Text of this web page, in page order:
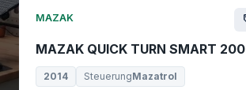
MAZAK
MAZAK QUICK TURN SMART 200
2014 SteuerungMazatrol